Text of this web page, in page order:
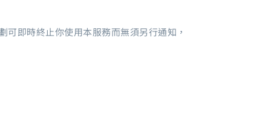
即時終止你使用本服務而無須另行通知，